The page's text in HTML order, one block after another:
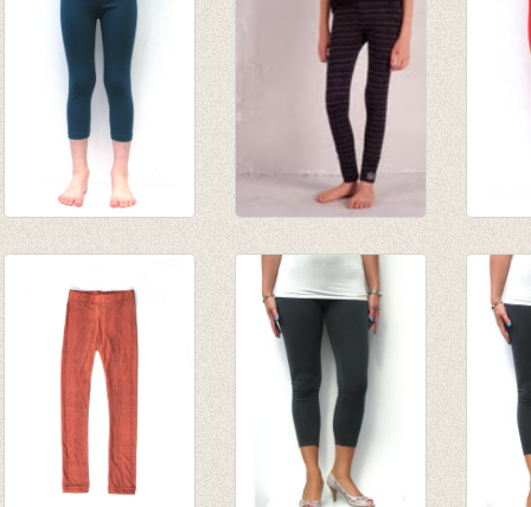
tot €
van € 4,75
tot € 9,50
broek/legging zwart
€ 32,00
€ 18,00
van €
tot €